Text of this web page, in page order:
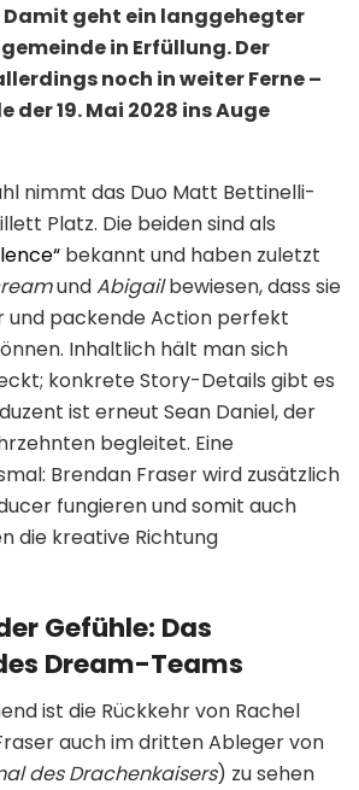
Damit geht ein langgehegter
in Erfüllung. Der
noch in weiter Ferne –
der 19. Mai 2028 ins Auge
nimmt das Duo Matt Bettinelli-
Platz. Die beiden sind als
bekannt und haben zuletzt
undAbigailbewiesen, dass sie
und packende Action perfekt
Inhaltlich hält man sich
konkrete Story-Details gibt es
ist erneut Sean Daniel, der
begleitet. Eine
Brendan Fraser wird zusätzlich
fungieren und somit auch
die kreative Richtung
Gefühle: Das
Dream-Teams
ist die Rückkehr von Rachel
auch im dritten Ableger von
des Drachenkaisers) zu sehen